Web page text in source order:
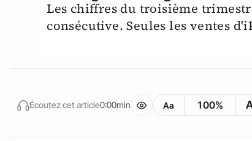
Les chiffres du troisième
consécutive. Seules les ventes
Écoutez cet article0:00min Aa 100%